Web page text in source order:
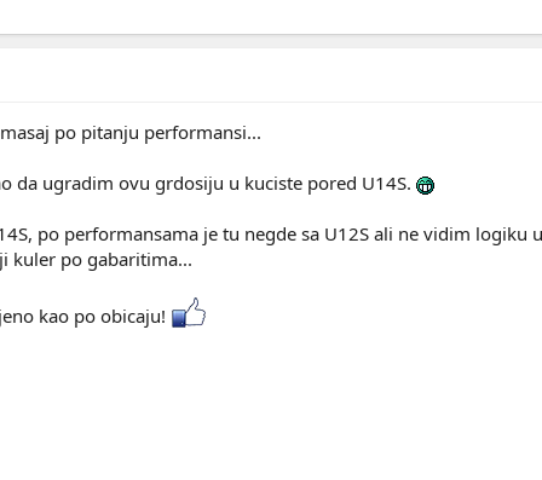
po pitanju performansi...
da ugradim ovu grdosiju u kuciste pored U14S.
po performansama je tu negde sa U12S ali ne vidim
kuler po gabaritima...
kao po obicaju!